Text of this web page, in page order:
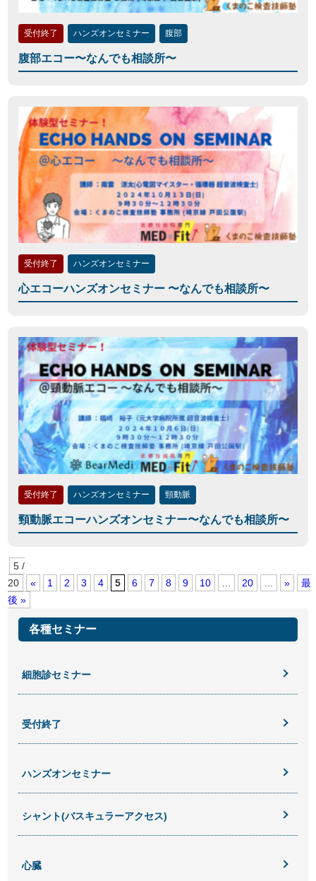
受付終了 ハンズオンセミナー 腹部
腹部エコー〜なんでも相談所〜
受付終了 ハンズオンセミナー
心エコーハンズオンセミナー 〜なんでも相談所〜
受付終了 ハンズオンセミナー 頸動脈
頸動脈エコーハンズオンセミナー〜なんでも相談所〜
5 /
20
« 1 2 3 4 5 6 7 8 9 10 ... 20 ... »
最
後 »
各種セミナー
細胞診セミナー
受付終了
ハンズオンセミナー
シャント(バスキュラーアクセス)
心臓